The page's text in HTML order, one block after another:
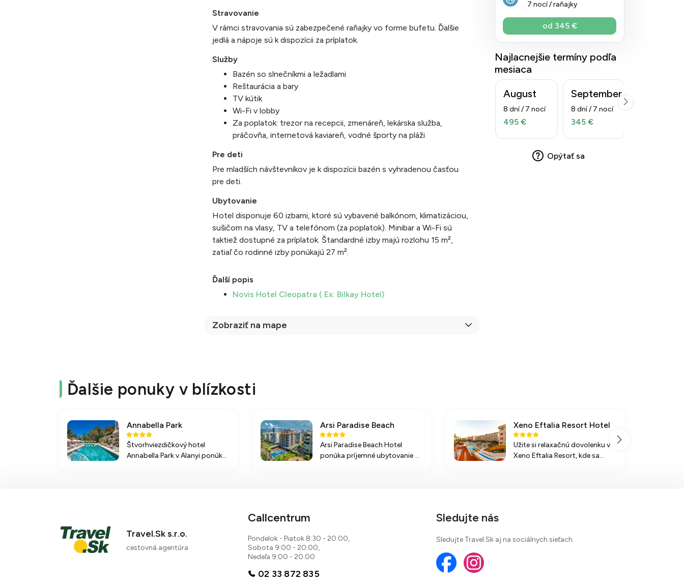
Stravovanie
V rámci stravovania sú zabezpečené raňajky vo forme bufetu. Ďalšie
jedlá a nápoje sú k dispozícii za príplatok.
Služby
Bazén so slnečníkmi a ležadlami
Reštaurácia a bary
TV kútik
Wi-Fi v lobby
Za poplatok: trezor na recepcii, zmenáreň, lekárska služba,
práčovňa, internetová kaviareň, vodné športy na pláži
Pre deti
Pre mladších návštevníkov je k dispozícii bazén s vyhradenou časťou
pre deti.
Ubytovanie
Hotel disponuje 60 izbami, ktoré sú vybavené balkónom, klimatizáciou,
sušičom na vlasy, TV a telefónom (za poplatok). Minibar a Wi-Fi sú
taktiež dostupné za príplatok. Štandardné izby majú rozlohu 15 m²,
zatiaľ čo rodinné izby ponúkajú 27 m².
Ďalší popis
Novis Hotel Cleopatra ( Ex: Bilkay Hotel)
Zobraziť na mape
7 nocí / raňajky
od 345 €
Najlacnejšie termíny podľa
mesiaca
August
8 dní / 7 nocí
495 €
September
8 dní / 7 nocí
345 €
Opýtať sa
Ďalšie ponuky v blízkosti
Annabella Park
Štvorhviezdičkový hotel
Annabella Park v Alanyi ponúka
Arsi Paradise Beach
Arsi Paradise Beach Hotel
ponúka príjemné ubytovanie pri
Xeno Eftalia Resort Hotel
Užite si relaxačnú dovolenku v
Xeno Eftalia Resort, kde sa
Travel.Sk s.r.o.
cestovná agentúra
Callcentrum
Pondelok - Piatok 8:30 - 20:00,
Sobota 9:00 - 20:00,
Nedeľa 9:00 - 20:00
02 33 872 835
Sledujte nás
Sledujte Travel.Sk aj na sociálnych sieťach.